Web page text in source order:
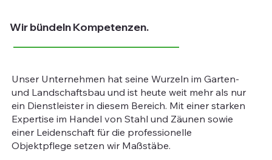
Wir bündeln Kompetenzen.
Unser Unternehmen hat seine Wurzeln im Garten-
und Landschaftsbau und ist heute weit mehr als nur
ein Dienstleister in diesem Bereich. Mit einer starken
Expertise im Handel von Stahl und Zäunen sowie
einer Leidenschaft für die professionelle
Objektpflege setzen wir Maßstäbe.